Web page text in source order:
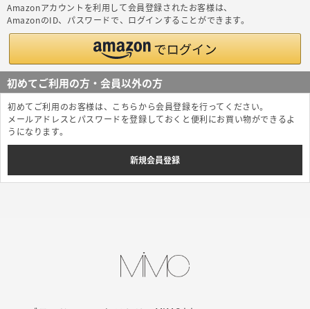
Amazonアカウントを利用して会員登録されたお客様は、
AmazonのID、パスワードで、ログインすることができます。
初めてご利用の方・会員以外の方
初めてご利用のお客様は、こちらから会員登録を行ってください。
メールアドレスとパスワードを登録しておくと便利にお買い物ができるよ
うになります。